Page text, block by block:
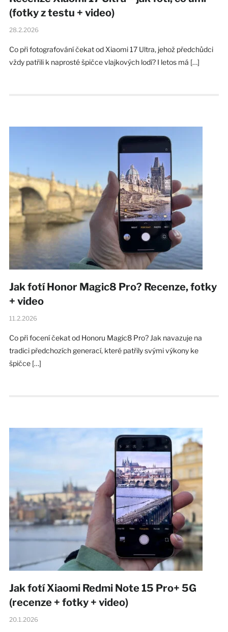
(fotky z testu + video)
28.2.2026
Co při fotografování čekat od Xiaomi 17 Ultra, jehož předchůdci
vždy patřili k naprosté špičce vlajkových lodí? I letos má […]
Jak fotí Honor Magic8 Pro? Recenze, fotky
+ video
11.2.2026
Co při focení čekat od Honoru Magic8 Pro? Jak navazuje na
tradici předchozích generací, které patřily svými výkony ke
špičce […]
Jak fotí Xiaomi Redmi Note 15 Pro+ 5G
(recenze + fotky + video)
20.1.2026